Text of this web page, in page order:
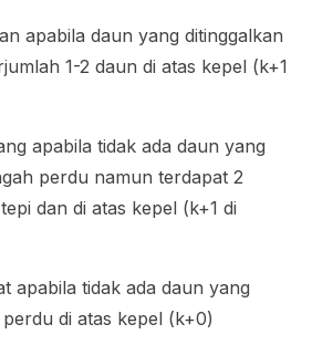
apabila daun yang ditinggalkan
1-2 daun di atas kepel (k+1
apabila tidak ada daun yang
perdu namun terdapat 2
dan di atas kepel (k+1 di
apabila tidak ada daun yang
di atas kepel (k+0)